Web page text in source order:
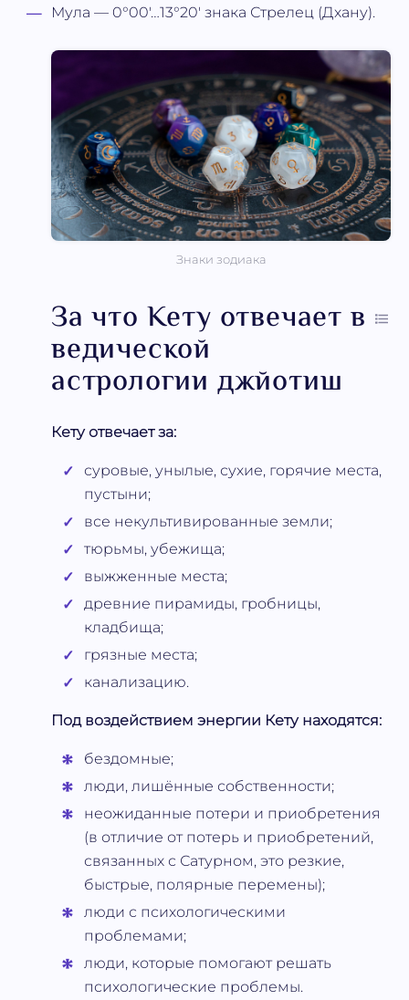
Мула — 0°00′…13°20′ знака Стрелец (Дхану).
Знаки зодиака
За что Кету отвечает в
ведической
астрологии джйотиш
Кету отвечает за:
суровые, унылые, сухие, горячие места,
пустыни;
все некультивированные земли;
тюрьмы, убежища;
выжженные места;
древние пирамиды, гробницы,
кладбища;
грязные места;
канализацию.
Под воздействием энергии Кету находятся:
бездомные;
люди, лишённые собственности;
неожиданные потери и приобретения
(в отличие от потерь и приобретений,
связанных с Сатурном, это резкие,
быстрые, полярные перемены);
люди с психологическими
проблемами;
люди, которые помогают решать
психологические проблемы.